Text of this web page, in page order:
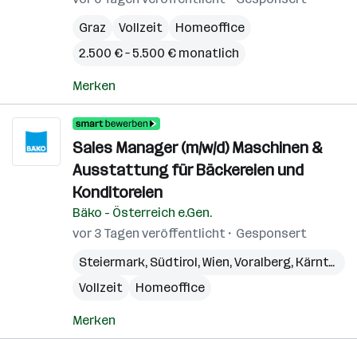
Graz
Vollzeit
Homeoffice
2.500 € – 5.500 € monatlich
Merken
Sales Manager (m/w/d) Maschinen &
Ausstattung für Bäckereien und
Konditoreien
Bäko - Österreich e.Gen.
vor 3 Tagen veröffentlicht
Gesponsert
Steiermark, Südtirol,Wien,Voralberg, Kärnten
Vollzeit
Homeoffice
Merken